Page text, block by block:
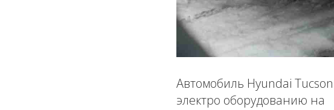
Автомобиль Hyundai
электро оборудованию на